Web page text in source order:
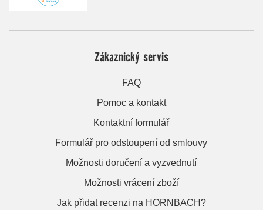
Zákaznický servis
FAQ
Pomoc a kontakt
Kontaktní formulář
Formulář pro odstoupení od smlouvy
Možnosti doručení a vyzvednutí
Možnosti vrácení zboží
Jak přidat recenzi na HORNBACH?